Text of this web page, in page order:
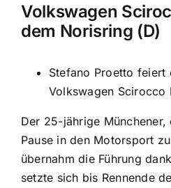
Volkswagen
dem Norisring (D)
Stefano Proetto feiert
Volkswagen Scirocco
Der 25-jährige
Pause in den Motorsport
übernahm die Führung
setzte sich bis Rennende